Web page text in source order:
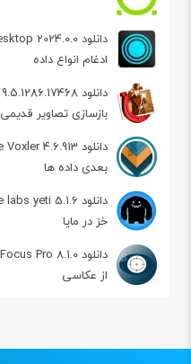
ادغام انواع داده
بازسازی تصاویر قدیمی
بعدی داده ها
خز در مایا
از عکاسی